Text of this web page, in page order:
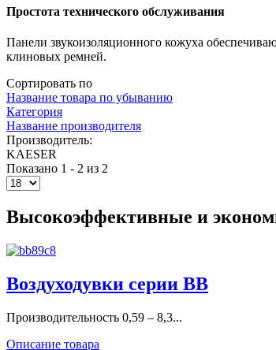
Простота технического обслуживания
Панели звукоизоляционного кожуха
клиновых ремней.
Сортировать по
Название товара по убыванию
Категория
Название производителя
Производитель:
KAESER
Показано 1 - 2 из 2
Высокоэффективные и
Воздуходувки серии BB
Производительность 0,59 – 8,3...
Описание товара